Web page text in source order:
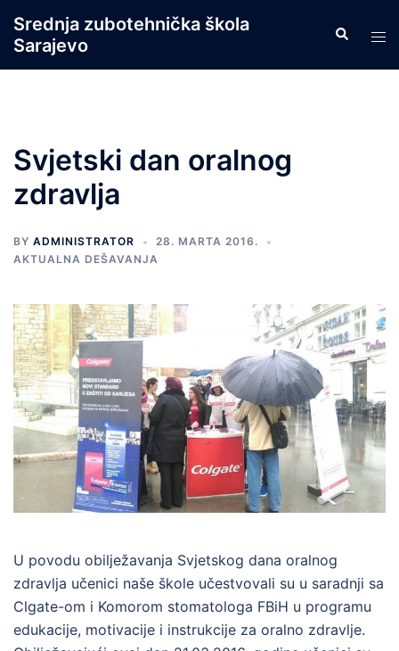
content
Srednja zubotehnička škola
Sarajevo
Search
Svjetski dan oralnog
zdravlja
BY ADMINISTRATOR
28. MARTA 2016.
AKTUALNA DEŠAVANJA
U povodu obilježavanja Svjetskog dana oralnog
zdravlja učenici naše škole učestvovali su u saradnji sa
Clgate-om i Komorom stomatologa FBiH u programu
edukacije, motivacije i instrukcije za oralno zdravlje.